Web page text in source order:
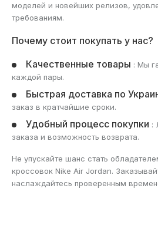
моделей и новейших релизов,
требованиям.
Почему стоит покупать у нас?
Качественные товары : Мы
каждой пары.
Быстрая доставка по
заказ в кратчайшие сроки.
Удобный процесс покупки :
заказа и возможность возврата.
Не упускайте шанс стать
кроссовок Nike Air Jordan.
наслаждайтесь проверенным